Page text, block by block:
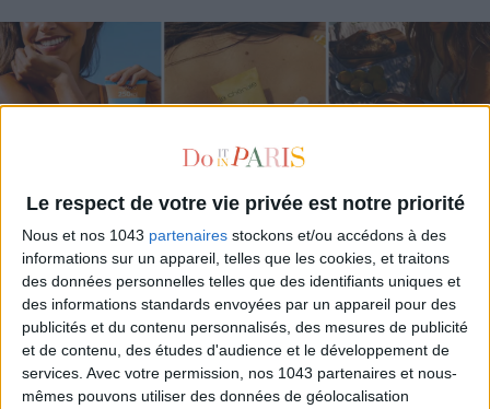
Le respect de votre vie privée est notre priorité
Nous et nos 1043 partenaires stockons et/ou accédons à des
informations sur un appareil, telles que les cookies, et traitons
des données personnelles telles que des identifiants uniques et
des informations standards envoyées par un appareil pour des
publicités et du contenu personnalisés, des mesures de publicité
et de contenu, des études d'audience et le développement de
services. Avec votre permission, nos 1043 partenaires et nous-
mêmes pouvons utiliser des données de géolocalisation
LES SPF 50 QUI DONNENT ENVIE DE SE TARTINER